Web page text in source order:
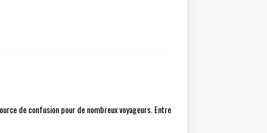
de confusion pour de nombreux voyageurs. Entre